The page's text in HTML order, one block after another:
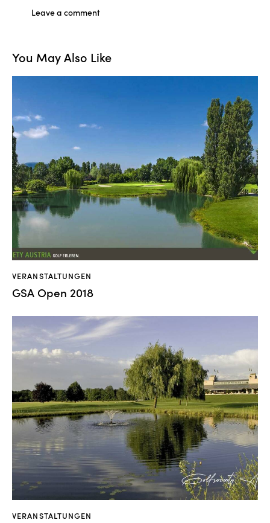
You May Also Like
VERANSTALTUNGEN
GSA Open 2018
VERANSTALTUNGEN